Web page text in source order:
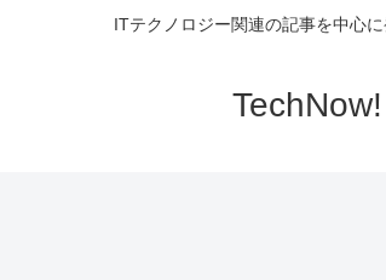
ITテクノロジー関連の記事を中心
TechNow!